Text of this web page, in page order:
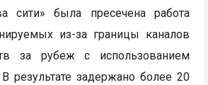
сити» была пресечена работа
из-за границы каналов
за рубеж с использованием
результате задержано более 20